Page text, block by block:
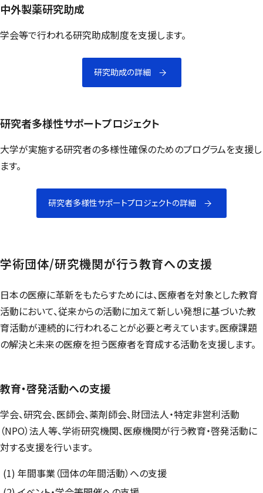
中外製薬研究助成
学会等で行われる研究助成制度を支援します。
研究助成の詳細
研究者多様性サポートプロジェクト
大学が実施する研究者の多様性確保のためのプログラムを支援し
ます。
研究者多様性サポートプロジェクトの詳細
学術団体/研究機関が行う教育への支援
日本の医療に革新をもたらすためには、医療者を対象とした教育
活動において、従来からの活動に加えて新しい発想に基づいた教
育活動が連続的に行われることが必要と考えています。医療課題
の解決と未来の医療を担う医療者を育成する活動を支援します。
教育・啓発活動への支援
学会、研究会、医師会、薬剤師会、財団法人・特定非営利活動
（NPO）法人等、学術研究機関、医療機関が行う教育・啓発活動に
対する支援を行います。
年間事業（団体の年間活動）への支援